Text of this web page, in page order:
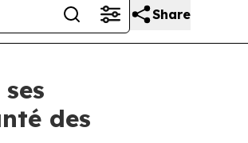
Share
des